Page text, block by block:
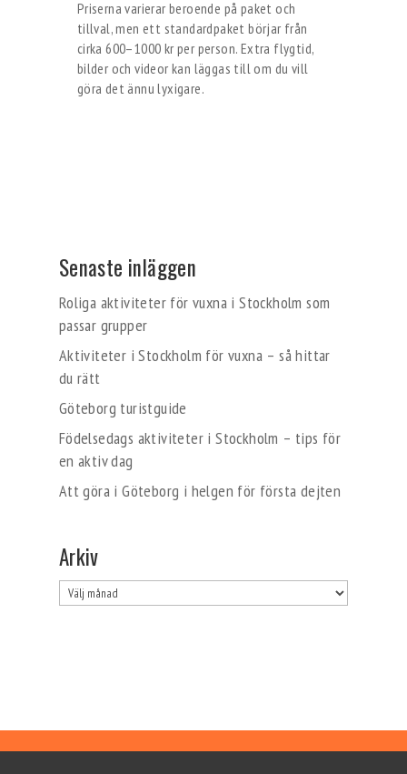
Priserna varierar beroende på paket och
tillval, men ett standardpaket börjar från
cirka 600–1000 kr per person. Extra flygtid,
bilder och videor kan läggas till om du vill
göra det ännu lyxigare.
Senaste inläggen
Roliga aktiviteter för vuxna i Stockholm som
passar grupper
Aktiviteter i Stockholm för vuxna – så hittar
du rätt
Göteborg turistguide
Födelsedags aktiviteter i Stockholm – tips för
en aktiv dag
Att göra i Göteborg i helgen för första dejten
Arkiv
Arkiv